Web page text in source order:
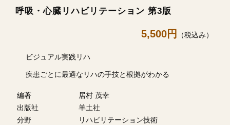
呼吸・心臓リハビリテーション 第3版
5,500円 （税込み）
ビジュアル実践リハ
疾患ごとに最適なリハの手技と根拠がわかる
編著
居村 茂幸
出版社
羊土社
分野
リハビリテーション技術